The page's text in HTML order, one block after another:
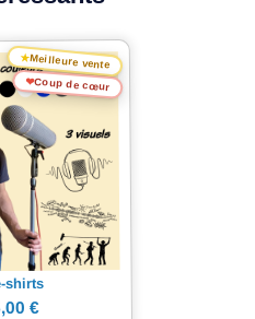
★Meilleure vente
❤Coup de cœur
shirts
€